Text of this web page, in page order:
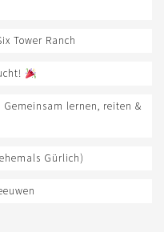
Tower Ranch
Gemeinsam lernen, reiten &
Gürlich)